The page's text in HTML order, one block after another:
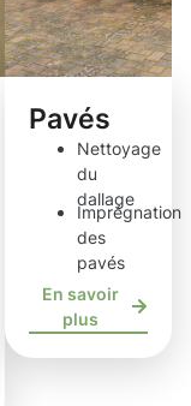
Pavés
Nettoyage
du
dallage
Imprégnation
des
pavés
En savoir
plus